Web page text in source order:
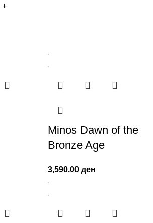
+
Minos Dawn of the
Bronze Age
3,590.00 ден